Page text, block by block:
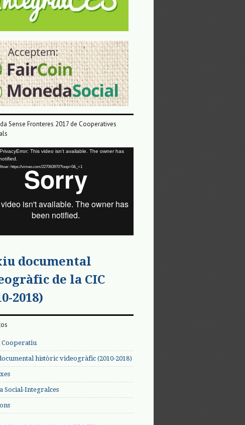
Sense Fronteres 2017 de Cooperatives
This video isn't available. The owner has
https://vimeo.com/227063970?loop=0&_=1
documental
de la CIC
2018)
històric videogràfic (2010-2018)
Social-Integralces